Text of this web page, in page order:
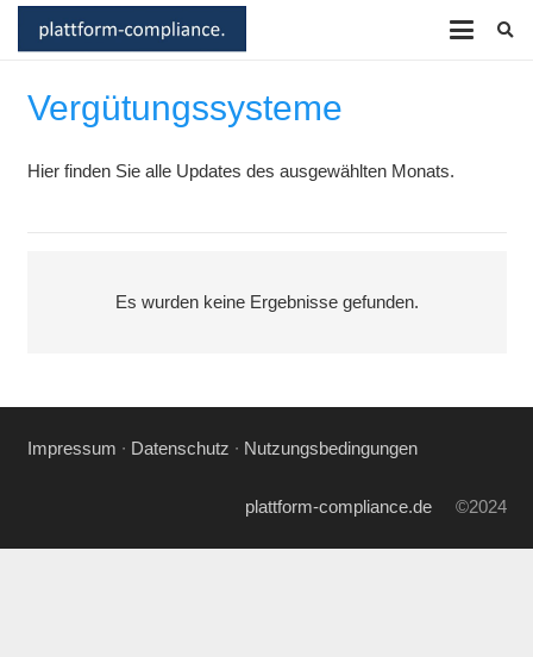
Vergütungssysteme
Hier finden Sie alle Updates des ausgewählten Monats.
Es wurden keine Ergebnisse gefunden.
Impressum ∙ Datenschutz ∙ Nutzungsbedingungen
plattform-compliance.de©2024